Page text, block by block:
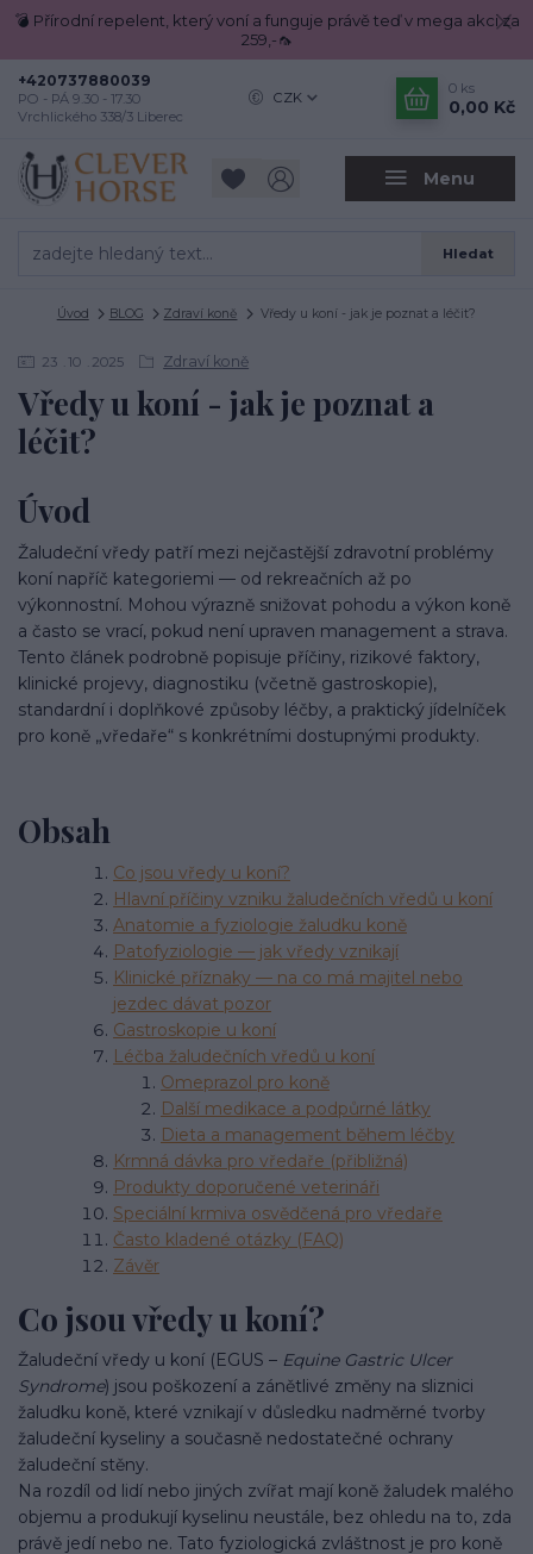
💣 Přírodní repelent, který voní a funguje právě teď v mega akci za
259,-🦟
Menu
CZK
Hledat
+420737880039
PO - PÁ 9.30 - 17.30
Vrchlického 338/3 Liberec
0 ks
0,00 Kč
Úvod BLOG Zdraví koně Vředy u koní - jak je poznat a léčit?
23 10 2025 Zdraví koně
Vředy u koní - jak je poznat a
léčit?
Úvod
Žaludeční vředy patří mezi nejčastější zdravotní problémy
koní napříč kategoriemi — od rekreačních až po
výkonnostní. Mohou výrazně snižovat pohodu a výkon koně
a často se vrací, pokud není upraven management a strava.
Tento článek podrobně popisuje příčiny, rizikové faktory,
klinické projevy, diagnostiku (včetně gastroskopie),
standardní i doplňkové způsoby léčby, a praktický jídelníček
pro koně „vředaře“ s konkrétními dostupnými produkty.
Obsah
Co jsou vředy u koní?
Hlavní příčiny vzniku žaludečních vředů u koní
Anatomie a fyziologie žaludku koně
Patofyziologie — jak vředy vznikají
Klinické příznaky — na co má majitel nebo
jezdec dávat pozor
Gastroskopie u koní
Léčba žaludečních vředů u koní
Omeprazol pro koně
Další medikace a podpůrné látky
Dieta a management během léčby
Krmná dávka pro vředaře (přibližná)
Produkty doporučené veterináři
Speciální krmiva osvědčená pro vředaře
Často kladené otázky (FAQ)
Závěr
Co jsou vředy u koní?
Žaludeční vředy u koní (EGUS – Equine Gastric Ulcer
Syndrome) jsou poškození a zánětlivé změny na sliznici
žaludku koně, které vznikají v důsledku nadměrné tvorby
žaludeční kyseliny a současně nedostatečné ochrany
žaludeční stěny.
Na rozdíl od lidí nebo jiných zvířat mají koně žaludek malého
objemu a produkují kyselinu neustále, bez ohledu na to, zda
právě jedí nebo ne. Tato fyziologická zvláštnost je pro koně